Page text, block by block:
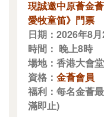
現誠邀中原薈金
愛牧童笛》門票
日期：2026年8月
時間： 晚上8時
場地：香港大會
資格： 金薈會員
福利：每名金薈
滿即止)